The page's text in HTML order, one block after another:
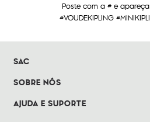
Poste com a # e
#VOUDEKIPLING
SAC
SOBRE NÓS
AJUDA E SUPORTE